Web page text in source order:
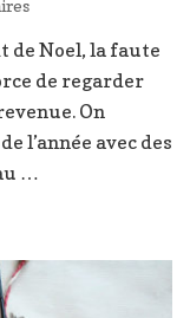
sur
fournée
2020
étoiles
tout
de Noel, la faute
de regarder
On
l’année avec des
…